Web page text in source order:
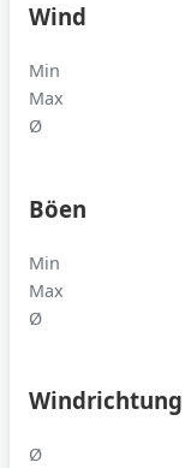
Wind
Min
Max
Ø
Böen
Min
Max
Ø
Windrichtung
Ø